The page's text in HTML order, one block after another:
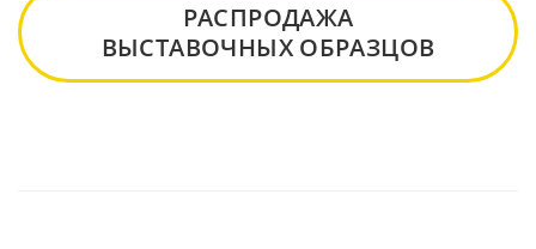
РАСПРОДАЖА
ВЫСТАВОЧНЫХ ОБРАЗЦОВ